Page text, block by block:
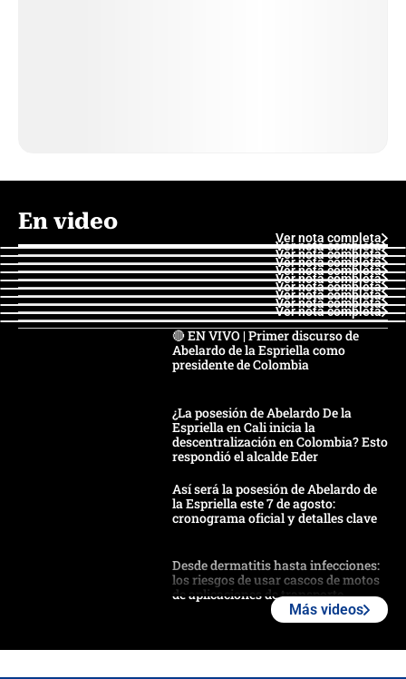
En video
Ver nota completa
Ver nota completa
Ver nota completa
Ver nota completa
Ver nota completa
Ver nota completa
Ver nota completa
Ver nota completa
Ver nota completa
Ver nota completa
🔴 EN VIVO | Primer discurso de
Abelardo de la Espriella como
presidente de Colombia
¿La posesión de Abelardo De la
Espriella en Cali inicia la
descentralización en Colombia? Esto
respondió el alcalde Eder
Así será la posesión de Abelardo de
la Espriella este 7 de agosto:
cronograma oficial y detalles clave
Desde dermatitis hasta infecciones:
los riesgos de usar cascos de motos
de aplicaciones de transporte
Más videos